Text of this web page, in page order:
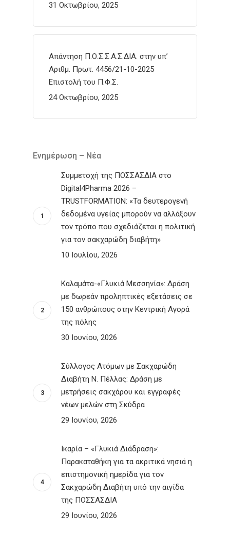
31 Οκτωβρίου, 2025
Απάντηση Π.Ο.Σ.Σ.Α.Σ.ΔΙΑ. στην υπ’
Αριθμ. Πρωτ. 4456/21-10-2025
Επιστολή του Π.Φ.Σ.
24 Οκτωβρίου, 2025
Ενημέρωση – Νέα
Συμμετοχή της ΠΟΣΣΑΣΔΙΑ στο
Digital4Pharma 2026 –
TRUSTFORMATION: «Τα δευτερογενή
δεδομένα υγείας μπορούν να αλλάξουν
τον τρόπο που σχεδιάζεται η πολιτική
για τον σακχαρώδη διαβήτη»
10 Ιουλίου, 2026
Καλαμάτα-«Γλυκιά Μεσσηνία»: Δράση
με δωρεάν προληπτικές εξετάσεις σε
150 ανθρώπους στην Κεντρική Αγορά
της πόλης
30 Ιουνίου, 2026
Σύλλογος Ατόμων με Σακχαρώδη
Διαβήτη Ν. Πέλλας: Δράση με
μετρήσεις σακχάρου και εγγραφές
νέων μελών στη Σκύδρα
29 Ιουνίου, 2026
Ικαρία – «Γλυκιά Διάδραση»:
Παρακαταθήκη για τα ακριτικά νησιά η
επιστημονική ημερίδα για τον
Σακχαρώδη Διαβήτη υπό την αιγίδα
της ΠΟΣΣΑΣΔΙΑ
29 Ιουνίου, 2026